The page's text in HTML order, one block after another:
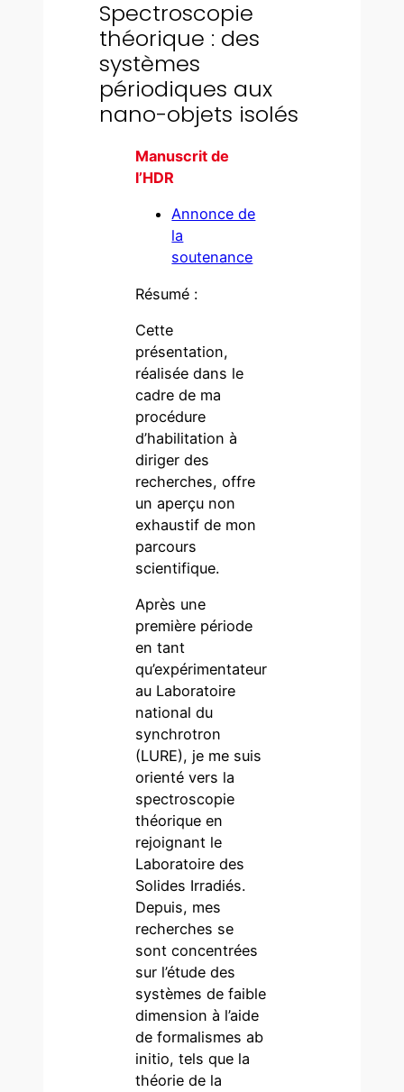
Spectroscopie
théorique : des
systèmes
périodiques aux
nano-objets isolés
Manuscrit de
l’HDR
Annonce de
la
soutenance
Résumé :
Cette
présentation,
réalisée dans le
cadre de ma
procédure
d’habilitation à
diriger des
recherches, offre
un aperçu non
exhaustif de mon
parcours
scientifique.
Après une
première période
en tant
qu’expérimentateur
au Laboratoire
national du
synchrotron
(LURE), je me suis
orienté vers la
spectroscopie
théorique en
rejoignant le
Laboratoire des
Solides Irradiés.
Depuis, mes
recherches se
sont concentrées
sur l’étude des
systèmes de faible
dimension à l’aide
de formalismes ab
initio, tels que la
théorie de la